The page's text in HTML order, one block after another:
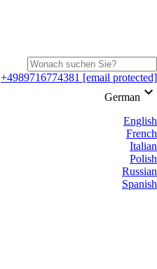
+4989716774381 [email protected]
German keyboard_arrow_down
English
French
Italian
Polish
Russian
Spanish